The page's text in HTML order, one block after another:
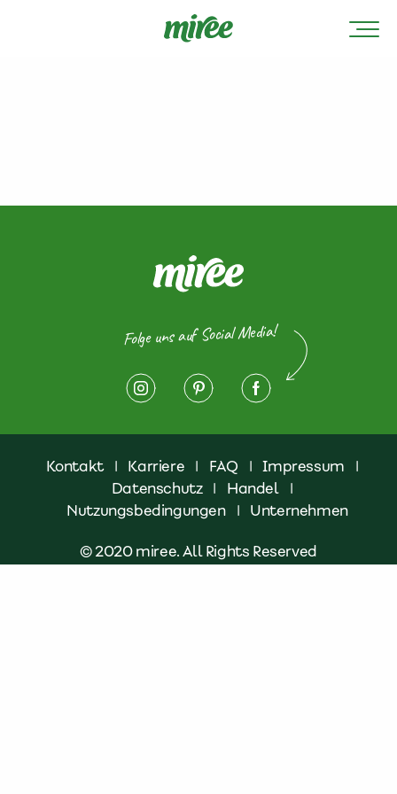
Folge uns auf Social Media!
Kontakt | Karriere | FAQ | Impressum
|
Datenschutz | Handel
|
Nutzungsbedingungen
| Unternehmen
© 2020 miree. All Rights Reserved